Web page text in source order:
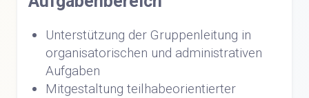
Unterstützung der Gruppenleitung in
organisatorischen und administrativen
Aufgaben
Mitgestaltung teilhabeorientierter